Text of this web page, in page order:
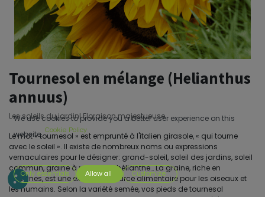
Tournesol en mélange (Helianthus
annuus)
Les soleils du jardin! Floraison majestueuse
Le mot « tournesol » est emprunté à l'italien girasole, « qui tourne
avec le soleil ». Il existe de nombreux noms ou expressions
vernaculaires pour le désigner: grand-soleil, soleil des jardins, soleil
commun, graine à perroquet, hélianthe… La graine, riche en
protéines, est une excellente source alimentaire pour les oiseaux et
les humains. Selon la variété semée, vos pieds de tournesol
We use cookies to provide you a better user experience on this
website. Cookie Policy
Only essentials Allow all Customize